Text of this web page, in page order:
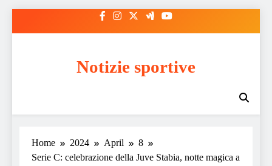
Notizie sportive
Home 2024 April
8
Serie C: celebrazione della Juve Stabia, notte magica a